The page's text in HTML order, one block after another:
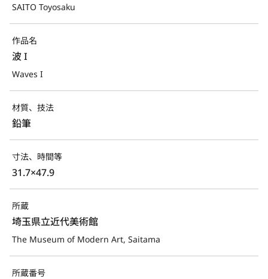
SAITO Toyosaku
作品名
波 I
Waves I
材質、技法
鉛筆
寸法、時間等
31.7×47.9
所蔵
埼玉県立近代美術館
The Museum of Modern Art, Saitama
所蔵番号